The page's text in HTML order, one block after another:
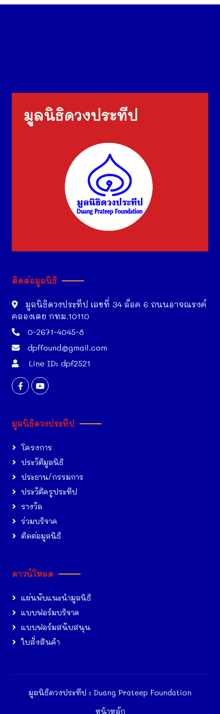
มูลนิธิดวงประทีป
ติดต่อมูลนิธิ
มูลนิธิดวงประทีป เลขที่ 34 ล็อค 6 ถนนอาจณรงค์
คลองเตย กทม.10110
0-2671-4045-8
dpffound@gmail.com
Line ID: dpf2521
มูลนิธิดวงประทีป
โครงการ
ประวัติมูลนิธิ
ประธาน/กรรมการ
ประวัติครูประทีป
รางวัล
ร่วมบริจาค
ติดต่อมูลนิธิ
ดาวน์โหลด
แผ่นพับแนะนำมูลนิธิ
แบบฟอร์มบริจาค
แบบฟอร์มสนับสนุน
ใบสั่งสินค้า
มูลนิธิดวงประทีป : Duang Prateep Foundation
หน้าหลัก